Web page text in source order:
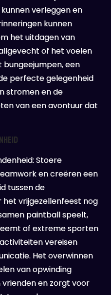
verleggen en
kunnen
het uitdagen van
of het voelen
bungeejumpen, een
perfecte gelegenheid
stromen en de
van een avontuur dat
Stoere
en creëren een
tussen de
vrijgezellenfeest nog
paintball speelt,
of extreme sporten
vereisen
Het overwinnen
van opwinding
en zorgt voor